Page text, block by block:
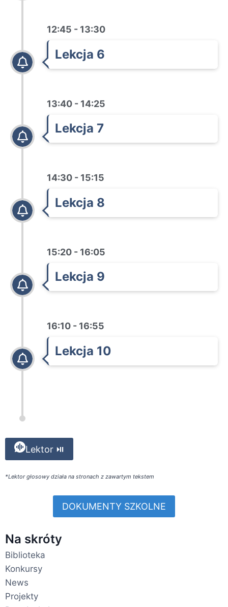
12:45 - 13:30
Lekcja 6
13:40 - 14:25
Lekcja 7
14:30 - 15:15
Lekcja 8
15:20 - 16:05
Lekcja 9
16:10 - 16:55
Lekcja 10
Lektor ⏯
*Lektor głosowy działa na stronach z zawartym tekstem
DOKUMENTY SZKOLNE
Na skróty
Biblioteka
Konkursy
News
Projekty